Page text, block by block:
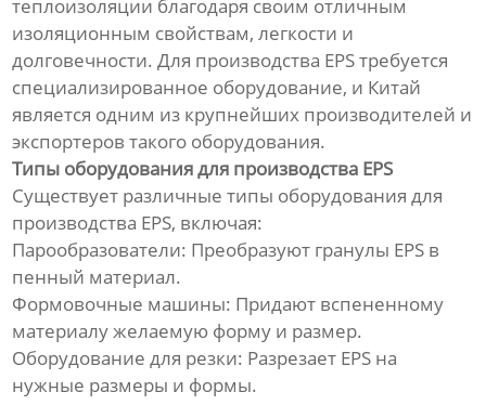
Линия по производству
гофрированных труб из
полиэтилена
Линия по производству
трехцветных ротангов из ПЭ/
ПП
Линия по производству
прутка для 3D-принтера
Оборудование для сварки
профильных панелей
Непрерывная линия по
стеклопластиковых труб
теплоизоляции благодаря своим отличным
изоляционным свойствам, легкости и
долговечности. Для производства EPS требуется
специализированное оборудование, и Китай
является одним из крупнейших производителей и
экспортеров такого оборудования.
Типы оборудования для производства EPS
Существует различные типы оборудования для
производства EPS, включая:
Парообразователи: Преобразуют гранулы EPS в
пенный материал.
Формовочные машины: Придают вспененному
материалу желаемую форму и размер.
Оборудование для резки: Разрезает EPS на
нужные размеры и формы.